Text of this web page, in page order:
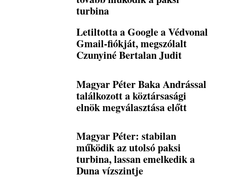
turbina
Letiltotta a Google a Védvonal
Gmail-fiókját, megszólalt
Czunyiné Bertalan Judit
Magyar Péter Baka Andrással
találkozott a köztársasági
elnök megválasztása előtt
Magyar Péter: stabilan
működik az utolsó paksi
turbina, lassan emelkedik a
Duna vízszintje